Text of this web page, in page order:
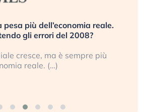
più dell’economia reale.
gli errori del 2008?
cresce, ma è sempre più
reale. (…)